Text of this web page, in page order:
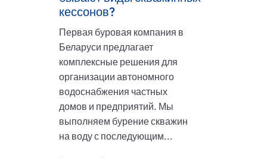
кессонов?
Первая буровая компания в
Беларуси предлагает
комплексные решения для
организации автономного
водоснабжения частных
домов и предприятий. Мы
выполняем бурение скважин
на воду с последующим...